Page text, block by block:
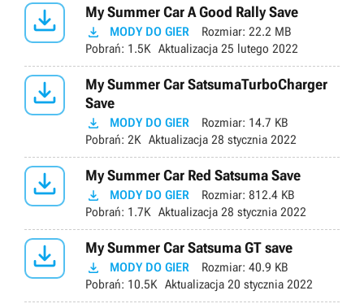
 My Summer Car A Good Rally Save
 MODY DO GIER Rozmiar: 22.2 MB
Pobrań: 1.5K Aktualizacja 25 lutego 2022

My Summer Car SatsumaTurboCharger
Save
 MODY DO GIER Rozmiar: 14.7 KB
Pobrań: 2K Aktualizacja 28 stycznia 2022
 My Summer Car Red Satsuma Save
 MODY DO GIER Rozmiar: 812.4 KB
Pobrań: 1.7K Aktualizacja 28 stycznia 2022
 My Summer Car Satsuma GT save
 MODY DO GIER Rozmiar: 40.9 KB
Pobrań: 10.5K Aktualizacja 20 stycznia 2022